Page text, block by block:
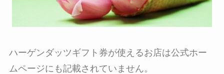
ハーゲンダッツギフト券が使えるお店は公式ホー
ムページにも記載されていません。